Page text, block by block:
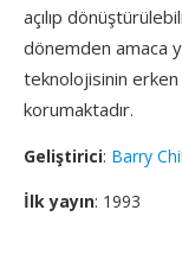
açılıp
dönemden amaca
teknolojisinin
korumaktadır.
Geliştirici: Barry
İlk yayın: 1993